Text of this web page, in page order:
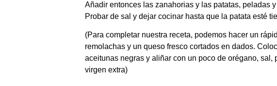
Añadir entonces las zanahorias y las patatas, peladas
Probar de sal y dejar cocinar hasta que la patata esté
(Para completar nuestra receta, podemos hacer un
remolachas y un queso fresco cortados en dados.
aceitunas negras y aliñar con un poco de orégano, sal,
virgen extra)